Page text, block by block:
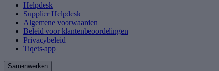
Helpdesk
Supplier Helpdesk
Algemene voorwaarden
Beleid voor klantenbeoordelingen
Privacybeleid
Tiqets-app
Samenwerken